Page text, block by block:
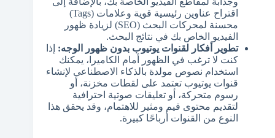
اقتراح عناوين رئيسية قوية وعلامات (Tags)
محسنة لمحركات البحث (SEO) لزيادة ظهور
الفيديو الخاص بك في نتائج البحث.
تطوير أفكار لقنوات يوتيوب بدون ظهور الوجه: إذا
كنت لا ترغب في الظهور أمام الكاميرا، يمكنك
استخدام نصوص مولدة بالذكاء الاصطناعي لإنشاء
قنوات يوتيوب تعتمد على لقطات مخزنة، أو
رسوم متحركة، أو تعليقات صوتية احترافية
لتقديم محتوى قيم ومثير للاهتمام، وقد يحقق هذا
النوع من القنوات أرباحًا كبيرة.